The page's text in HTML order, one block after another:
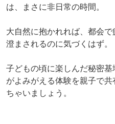
は、まさに非日常の時間。
大自然に抱かれれば、都会
澄まされるのに気づくはず。
子どもの頃に楽しんだ秘密
がよみがえる体験を親子で
ちゃいましょう。